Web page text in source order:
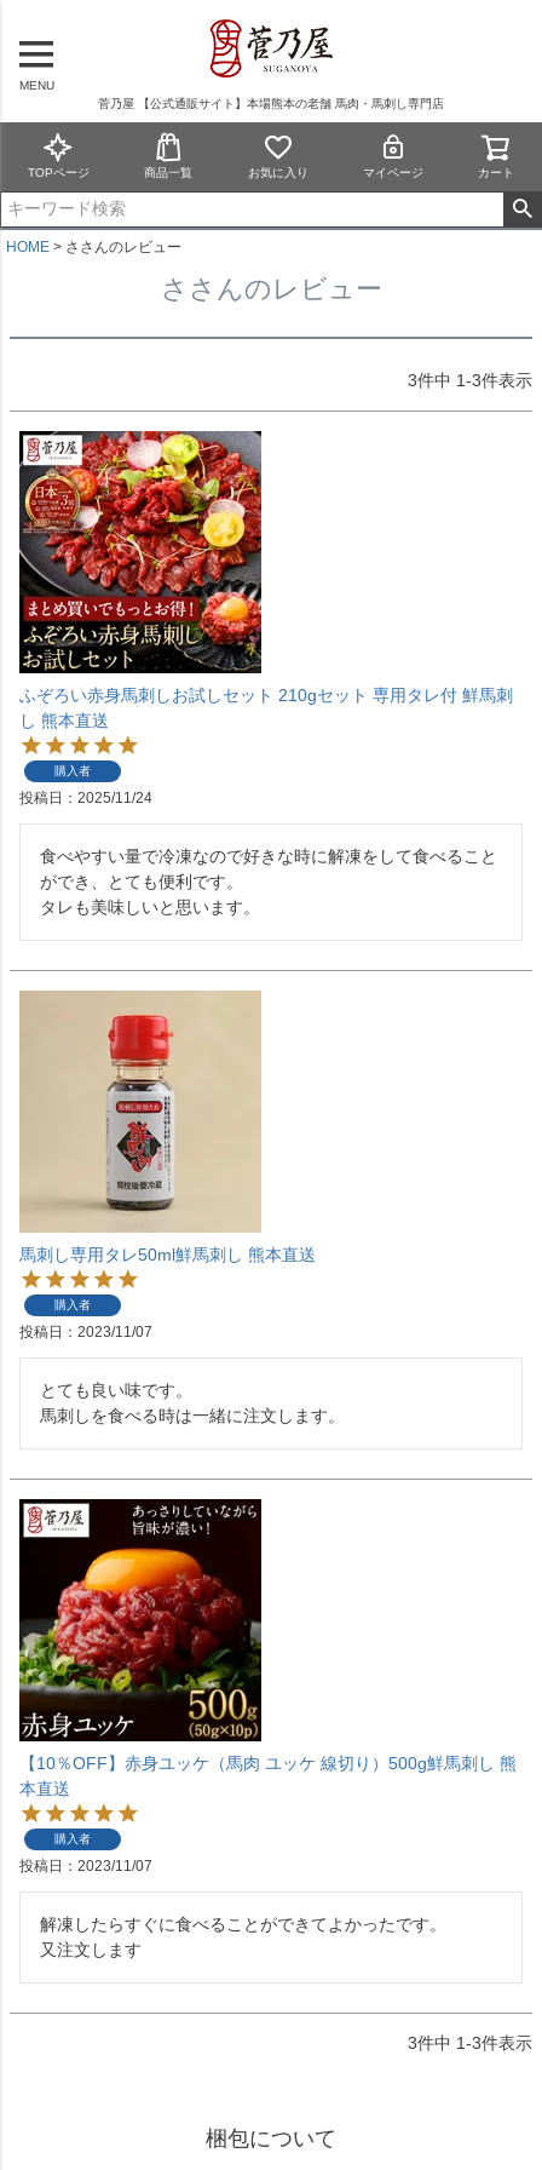
MENU
菅乃屋 【公式通販サイト】本場熊本の老舗 馬肉・馬刺し専門店
TOPページ 商品一覧 お気に入り マイページ カート
HOME ささんのレビュー
ささんのレビュー
3件中 1-3件表示
ふぞろい赤身馬刺しお試しセット 210gセット 専用タレ付 鮮馬刺
し 熊本直送
購入者
投稿日 2025/11/24
食べやすい量で冷凍なので好きな時に解凍をして食べること
ができ、とても便利です。
タレも美味しいと思います。
馬刺し専用タレ50ml鮮馬刺し 熊本直送
購入者
投稿日 2023/11/07
とても良い味です。
馬刺しを食べる時は一緒に注文します。
【10％OFF】赤身ユッケ（馬肉 ユッケ 線切り）500g鮮馬刺し 熊
本直送
購入者
投稿日 2023/11/07
解凍したらすぐに食べることができてよかったです。
又注文します
3件中 1-3件表示
梱包について